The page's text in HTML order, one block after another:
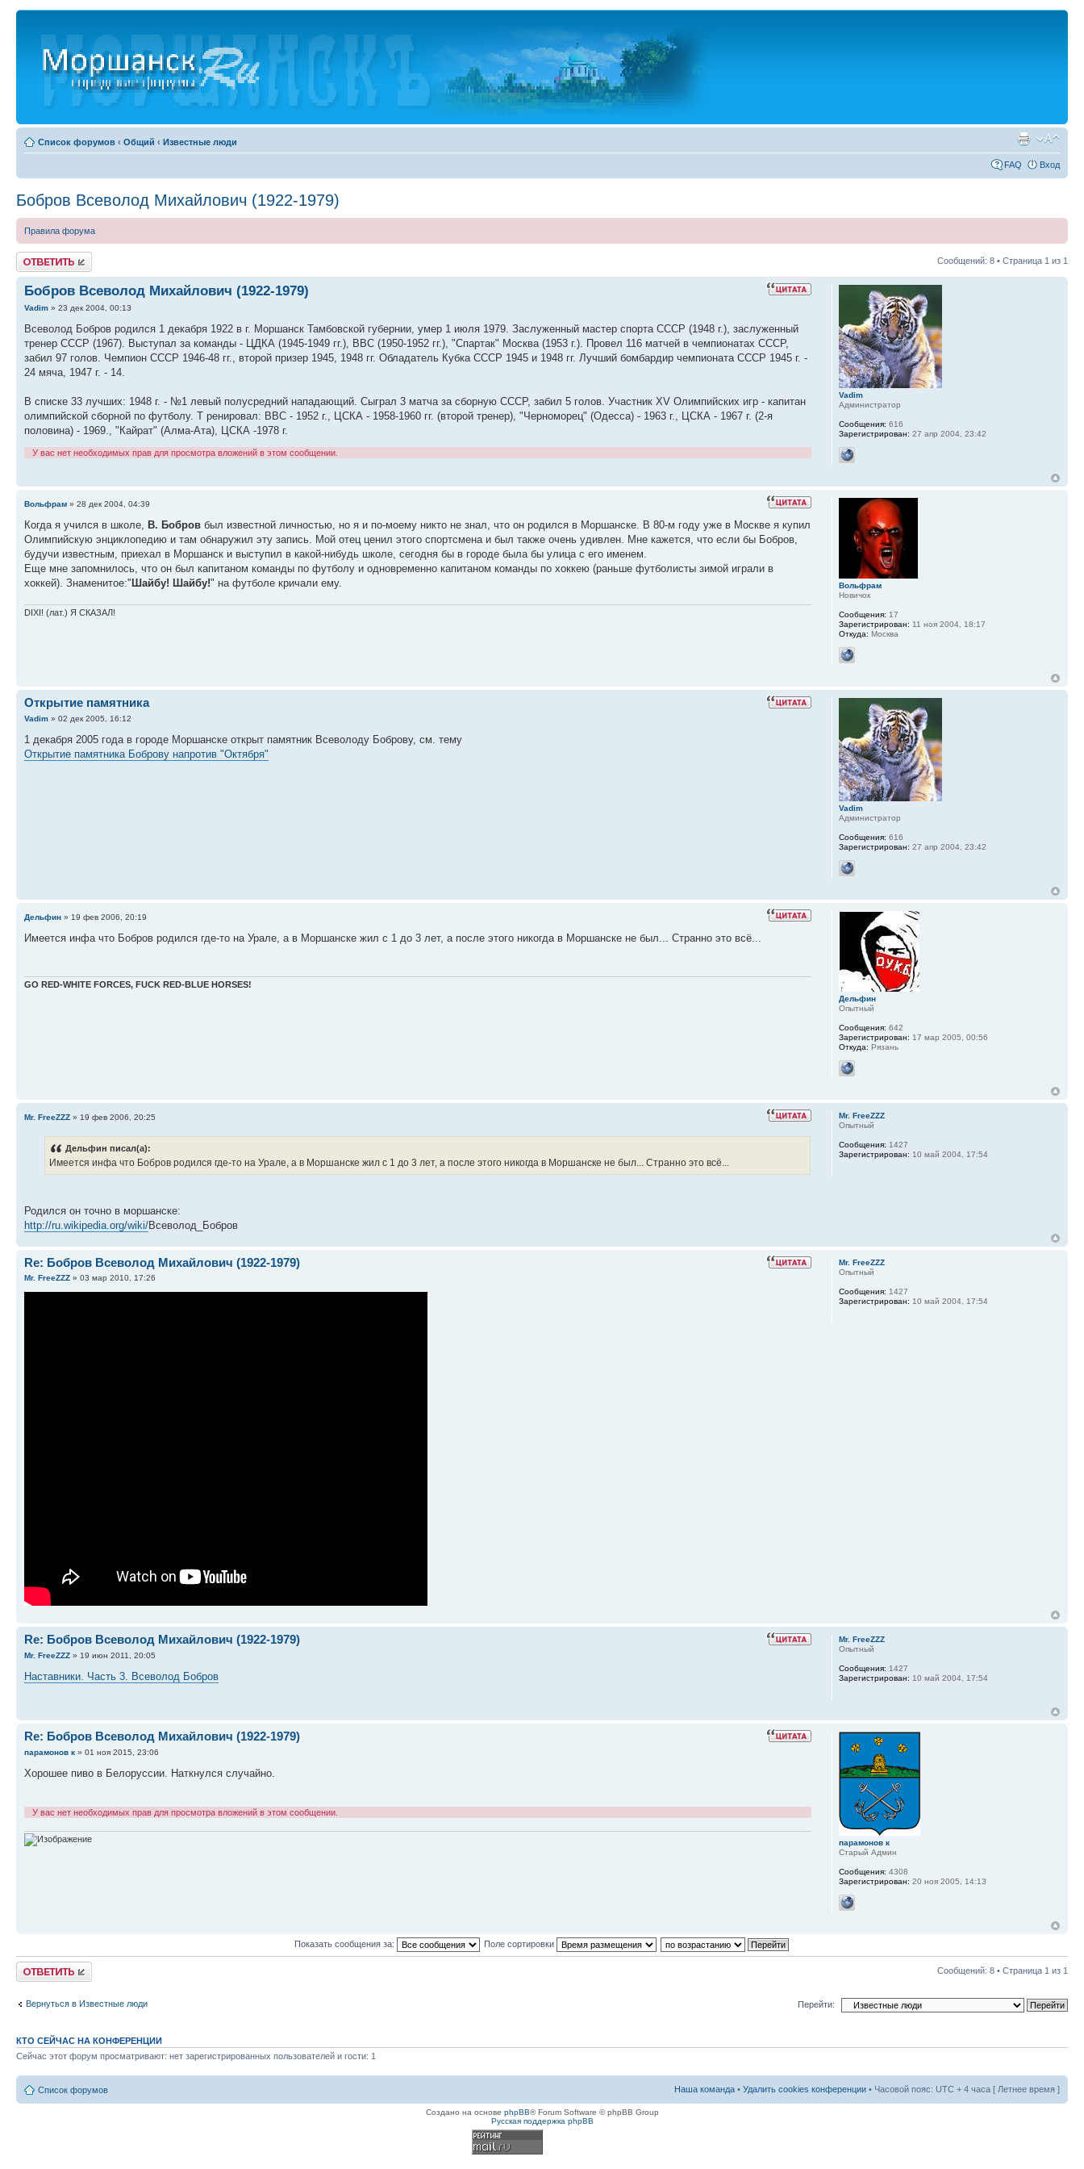
Список форумов ‹ Общий ‹ Известные люди
FAQ Вход
Бобров Всеволод Михайлович (1922-1979)
Правила форума
Ответить Сообщений: 8 • Страница 1 из 1
Бобров Всеволод Михайлович (1922-1979)
Vadim » 23 дек 2004, 00:13
Всеволод Бобров родился 1 декабря 1922 в г. Моршанск Тамбовской губернии, умер 1 июля 1979. Заслуженный мастер спорта СССР (1948 г.), заслуженный
тренер СССР (1967). Выступал за команды - ЦДКА (1945-1949 гг.), ВВС (1950-1952 гг.), "Спартак" Москва (1953 г.). Провел 116 матчей в чемпионатах СССР,
забил 97 голов. Чемпион СССР 1946-48 гг., второй призер 1945, 1948 гг. Обладатель Кубка СССР 1945 и 1948 гг. Лучший бомбардир чемпионата СССР 1945 г. -
24 мяча, 1947 г. - 14.
В списке 33 лучших: 1948 г. - №1 левый полусредний нападающий. Сыграл 3 матча за сборную СССР, забил 5 голов. Участник XV Олимпийских игр - капитан
олимпийской сборной по футболу. Т ренировал: ВВС - 1952 г., ЦСКА - 1958-1960 гг. (второй тренер), "Черноморец" (Одесса) - 1963 г., ЦСКА - 1967 г. (2-я
половина) - 1969., "Кайрат" (Алма-Ата), ЦСКА -1978 г.
У вас нет необходимых прав для просмотра вложений в этом сообщении.
Vadim
Администратор
Сообщения: 616
Зарегистрирован: 27 апр 2004, 23:42
Вольфрам » 28 дек 2004, 04:39
Когда я учился в школе, В. Бобров был известной личностью, но я и по-моему никто не знал, что он родился в Моршанске. В 80-м году уже в Москве я купил
Олимпийскую энциклопедию и там обнаружил эту запись. Мой отец ценил этого спортсмена и был также очень удивлен. Мне кажется, что если бы Бобров,
будучи известным, приехал в Моршанск и выступил в какой-нибудь школе, сегодня бы в городе была бы улица с его именем.
Еще мне запомнилось, что он был капитаном команды по футболу и одновременно капитаном команды по хоккею (раньше футболисты зимой играли в
хоккей). Знаменитое:"Шайбу! Шайбу!" на футболе кричали ему.
DIXI! (лат.) Я СКАЗАЛ!
Вольфрам
Новичок
Сообщения: 17
Зарегистрирован: 11 ноя 2004, 18:17
Откуда: Москва
Открытие памятника
Vadim » 02 дек 2005, 16:12
1 декабря 2005 года в городе Моршанске открыт памятник Всеволоду Боброву, см. тему
Открытие памятника Боброву напротив "Октября"
Vadim
Администратор
Сообщения: 616
Зарегистрирован: 27 апр 2004, 23:42
Дельфин » 19 фев 2006, 20:19
Имеется инфа что Бобров родился где-то на Урале, а в Моршанске жил с 1 до 3 лет, а после этого никогда в Моршанске не был... Странно это всё...
GO RED-WHITE FORCES, FUCK RED-BLUE HORSES!
Дельфин
Опытный
Сообщения: 642
Зарегистрирован: 17 мар 2005, 00:56
Откуда: Рязань
Mr. FreeZZZ » 19 фев 2006, 20:25
Дельфин писал(а):
Имеется инфа что Бобров родился где-то на Урале, а в Моршанске жил с 1 до 3 лет, а после этого никогда в Моршанске не был... Странно это всё...
Родился он точно в моршанске:
http://ru.wikipedia.org/wiki/Всеволод_Бобров
Mr. FreeZZZ
Опытный
Сообщения: 1427
Зарегистрирован: 10 май 2004, 17:54
Re: Бобров Всеволод Михайлович (1922-1979)
Mr. FreeZZZ » 03 мар 2010, 17:26
Mr. FreeZZZ
Опытный
Сообщения: 1427
Зарегистрирован: 10 май 2004, 17:54
Re: Бобров Всеволод Михайлович (1922-1979)
Mr. FreeZZZ » 19 июн 2011, 20:05
Наставники. Часть 3. Всеволод Бобров
Mr. FreeZZZ
Опытный
Сообщения: 1427
Зарегистрирован: 10 май 2004, 17:54
Re: Бобров Всеволод Михайлович (1922-1979)
парамонов к » 01 ноя 2015, 23:06
Хорошее пиво в Белоруссии. Наткнулся случайно.
У вас нет необходимых прав для просмотра вложений в этом сообщении.
парамонов к
Старый Админ
Сообщения: 4308
Зарегистрирован: 20 ноя 2005, 14:13
Показать сообщения за: Поле сортировки
Ответить Сообщений: 8 • Страница 1 из 1
Вернуться в Известные люди Перейти:
КТО СЕЙЧАС НА КОНФЕРЕНЦИИ
Сейчас этот форум просматривают: нет зарегистрированных пользователей и гости: 1
Список форумов Наша команда • Удалить cookies конференции • Часовой пояс: UTC + 4 часа [ Летнее время ]
Создано на основе phpBB® Forum Software © phpBB Group
Русская поддержка phpBB